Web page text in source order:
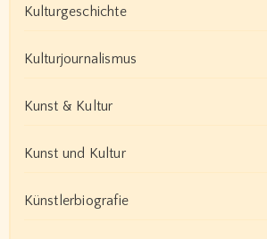
Kulturgeschichte
Kulturjournalismus
Kunst & Kultur
Kunst und Kultur
Künstlerbiografie